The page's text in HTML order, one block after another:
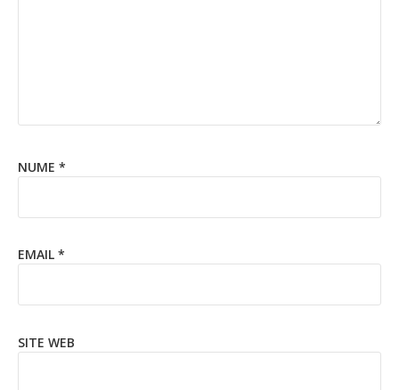
NUME *
EMAIL *
SITE WEB